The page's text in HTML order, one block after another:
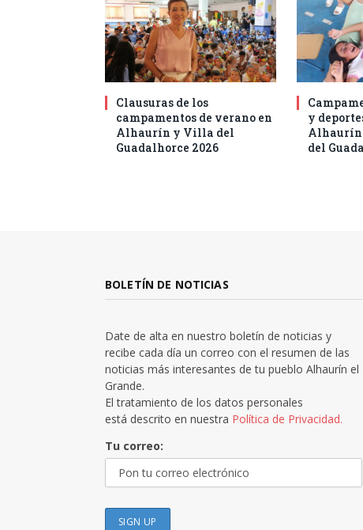
Clausuras de los
campamentos de verano en
Alhaurín y Villa del
Guadalhorce 2026
y
Alhaurín
del
BOLETÍN DE NOTICIAS
Date de alta en nuestro boletín de noticias y
recibe cada día un correo con el resumen de las
noticias más interesantes de tu pueblo Alhaurín el
Grande.
El tratamiento de los datos personales
está descrito en nuestra Política de Privacidad.
Tu correo: